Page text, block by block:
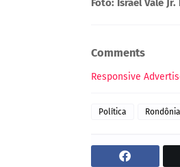
Foto: Israel Vale
Comments
Responsive
Política Rondônia